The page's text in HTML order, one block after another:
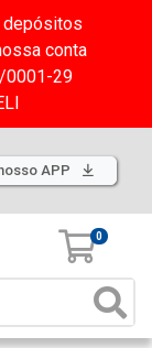
depósitos
conta
0001-29
APP
0